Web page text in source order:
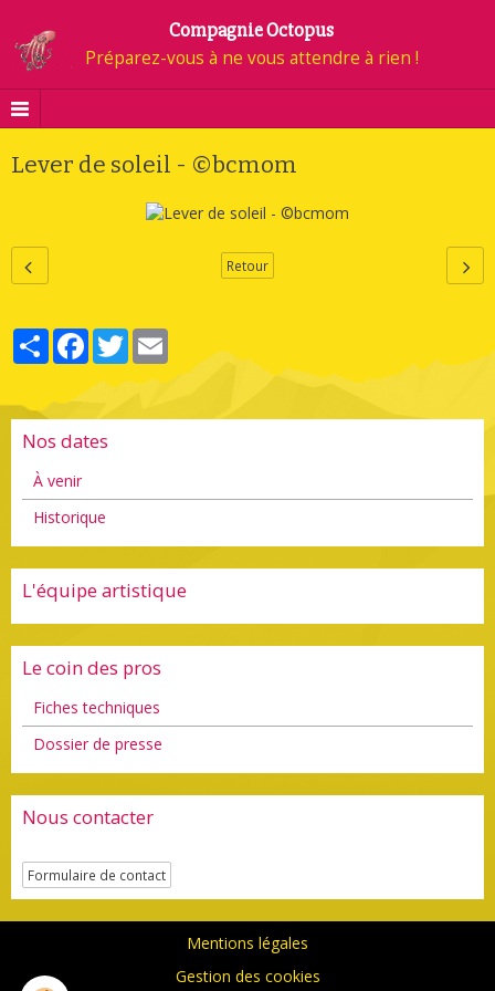
Compagnie Octopus
Préparez-vous à ne vous attendre à rien !
Lever de soleil - ©bcmom
Retour
PartagerFacebook
Twitter
Nos dates
À venir
Historique
L'équipe artistique
Le coin des pros
Fiches techniques
Dossier de presse
Nous contacter
Formulaire de contact
Mentions légales
Gestion des cookies